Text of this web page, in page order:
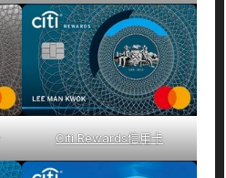
Citi Rewards信用卡